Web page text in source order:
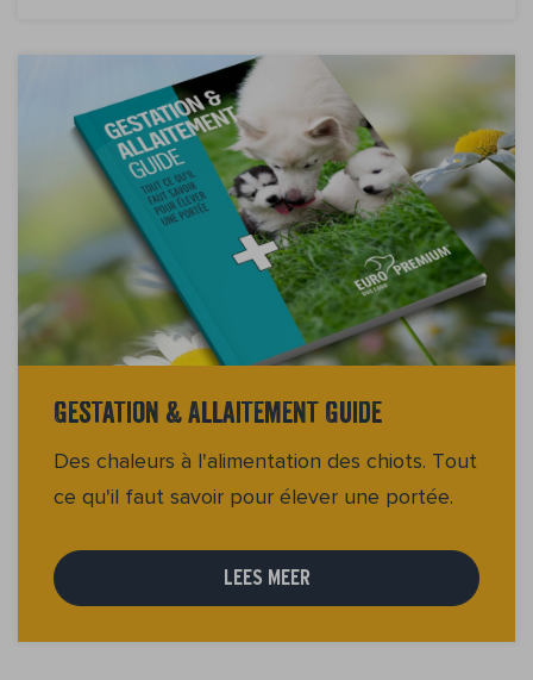
Gestation & Allaitement Guide
Des chaleurs à l'alimentation des chiots. Tout
ce qu'il faut savoir pour élever une portée.
LEES MEER